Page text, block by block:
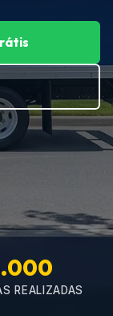
REALIZADAS